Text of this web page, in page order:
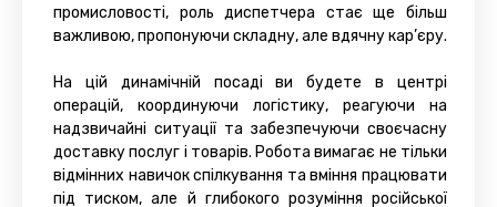
промисловості, роль диспетчера стає ще більш
важливою, пропонуючи складну, але вдячну кар’єру.
На цій динамічній посаді ви будете в центрі
операцій, координуючи логістику, реагуючи на
надзвичайні ситуації та забезпечуючи своєчасну
доставку послуг і товарів. Робота вимагає не тільки
відмінних навичок спілкування та вміння працювати
під тиском, але й глибокого розуміння російської